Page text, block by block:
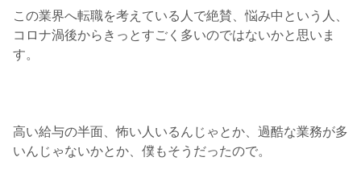
この業界へ転職を考えている人で絶賛、悩み中という人、
コロナ渦後からきっとすごく多いのではないかと思いま
す。
高い給与の半面、怖い人いるんじゃとか、過酷な業務が多
いんじゃないかとか、僕もそうだったので。